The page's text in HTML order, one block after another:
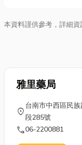
本資料謹供參考，詳細資
雅里藥局
location_on
台南市中西區民族
段285號
call06-2200881